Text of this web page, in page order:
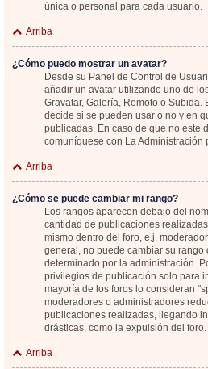
única o personal para cada usuario.
Arriba
¿Cómo puedo mostrar un avatar?
Desde su Panel de Control de
añadir un avatar utilizando uno de
Gravatar, Galería, Remoto o Subida.
decide si se pueden usar o no y en
publicadas. En caso de que no este
comuníquese con La Administración
Arriba
¿Cómo se puede cambiar mi rango?
Los rangos aparecen debajo del
cantidad de publicaciones
mismo dentro del foro, e.j.
general, no puede cambiar su rango
determinado por la administración.
privilegios de publicación solo para
mayoría de los foros lo consideran
moderadores o administradores
publicaciones realizadas, llegando
drásticas, como la expulsión del foro.
Arriba